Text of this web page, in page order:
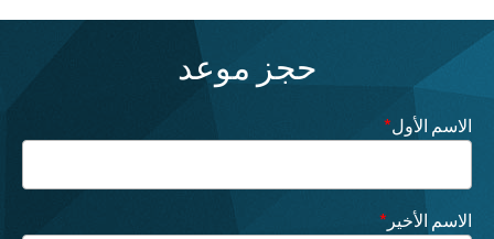
حجز موعد
الاسم الأول*
الاسم الأخير *